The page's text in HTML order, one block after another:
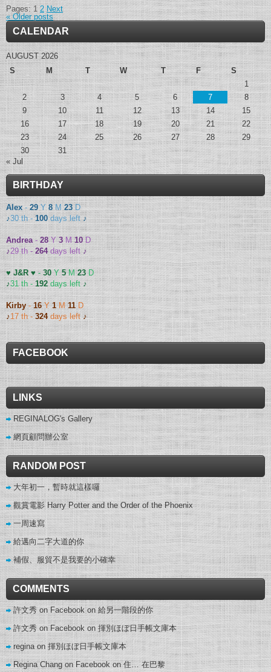
Pages:1 2 Next
«Older posts
CALENDAR
AUGUST 2026
S
M T W T F
S
1
2
3 4 5 6 7
8
9
10 11 12 13 14
15
16
17 18 19 20 21
22
23
24 25 26 27 28
29
30
31
« Jul
BIRTHDAY
Alex-29Y8M23D
♪30 th -100days left♪
Andrea -28Y3M10D
♪29 th -264days left♪
♥ J&R ♥-30Y5M23D
♪31 th -192days left♪
Kirby-16Y1M11D
♪17 th - 324days left♪
FACEBOOK
LINKS
REGINALOG's Gallery
網頁顧問辦公室
RANDOM POST
大年初一，暫時就這樣囉
觀賞電影 Harry Potter and the Order of the Phoenix
一周速寫
給邁向二字大道的你
補假、服貿不是我要的小確幸
COMMENTS
許文秀 on Facebookon給另一階段的你
許文秀 on Facebook on揮別ほぼ日手帳文庫本
reginaon揮別ほぼ日手帳文庫本
Regina Chang on Facebookon住… 在巴黎